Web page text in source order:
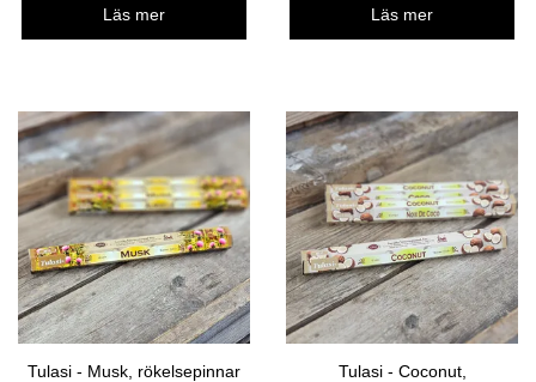
Läs mer Läs mer
Tulasi - Musk, rökelsepinnar
Tulasi - Coconut,